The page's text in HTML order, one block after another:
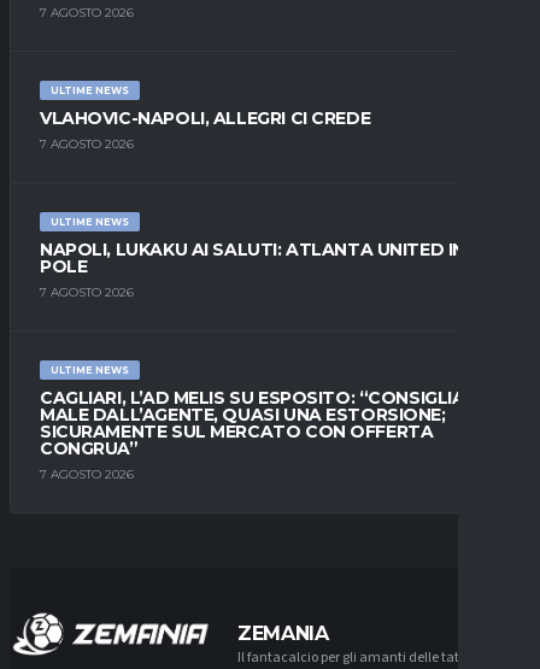
7 AGOSTO 2026
ULTIME NEWS
VLAHOVIC-NAPOLI, ALLEGRI CI CREDE
7 AGOSTO 2026
ULTIME NEWS
NAPOLI, LUKAKU AI SALUTI: ATLANTA UNITED IN
POLE
7 AGOSTO 2026
ULTIME NEWS
CAGLIARI, L’AD MELIS SU ESPOSITO: “CONSIGLIATO
MALE DALL’AGENTE, QUASI UNA ESTORSIONE;
SICURAMENTE SUL MERCATO CON OFFERTA
CONGRUA”
7 AGOSTO 2026
ZEMANIA
Il fantacalcio per gli amanti delle tattiche